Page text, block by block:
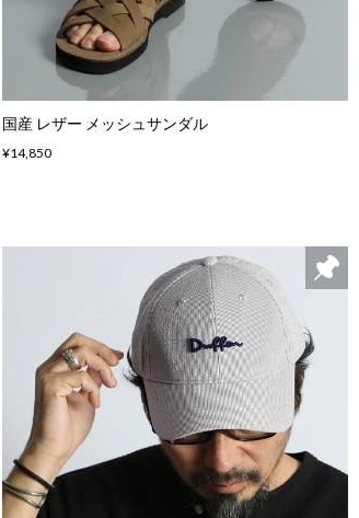
国産 レザー メッシュサンダル
¥14,850